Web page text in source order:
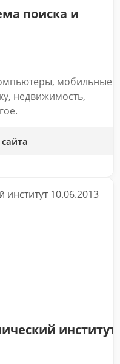
поиска и
мобильные
недвижимость,
10.06.2013
институт